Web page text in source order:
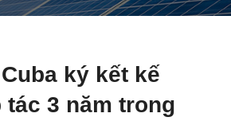
ký kết kế
3 năm trong